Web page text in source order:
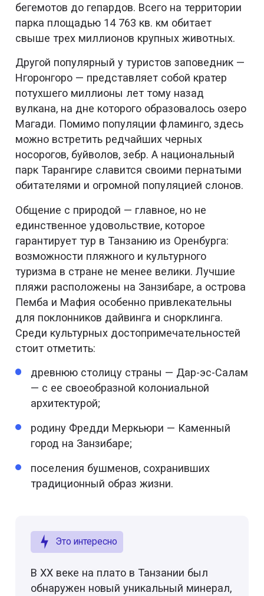
бегемотов до гепардов. Всего на территории
парка площадью 14 763 кв. км обитает
свыше трех миллионов крупных животных.
Другой популярный у туристов заповедник —
Нгоронгоро — представляет собой кратер
потухшего миллионы лет тому назад
вулкана, на дне которого образовалось озеро
Магади. Помимо популяции фламинго, здесь
можно встретить редчайших черных
носорогов, буйволов, зебр. А национальный
парк Тарангире славится своими пернатыми
обитателями и огромной популяцией слонов.
Общение с природой — главное, но не
единственное удовольствие, которое
гарантирует тур в Танзанию из Оренбурга:
возможности пляжного и культурного
туризма в стране не менее велики. Лучшие
пляжи расположены на Занзибаре, а острова
Пемба и Мафия особенно привлекательны
для поклонников дайвинга и снорклинга.
Среди культурных достопримечательностей
стоит отметить:
древнюю столицу страны — Дар-эс-Салам
— с ее своеобразной колониальной
архитектурой;
родину Фредди Меркьюри — Каменный
город на Занзибаре;
поселения бушменов, сохранивших
традиционный образ жизни.
Это интересно
В XX веке на плато в Танзании был
обнаружен новый уникальный минерал,